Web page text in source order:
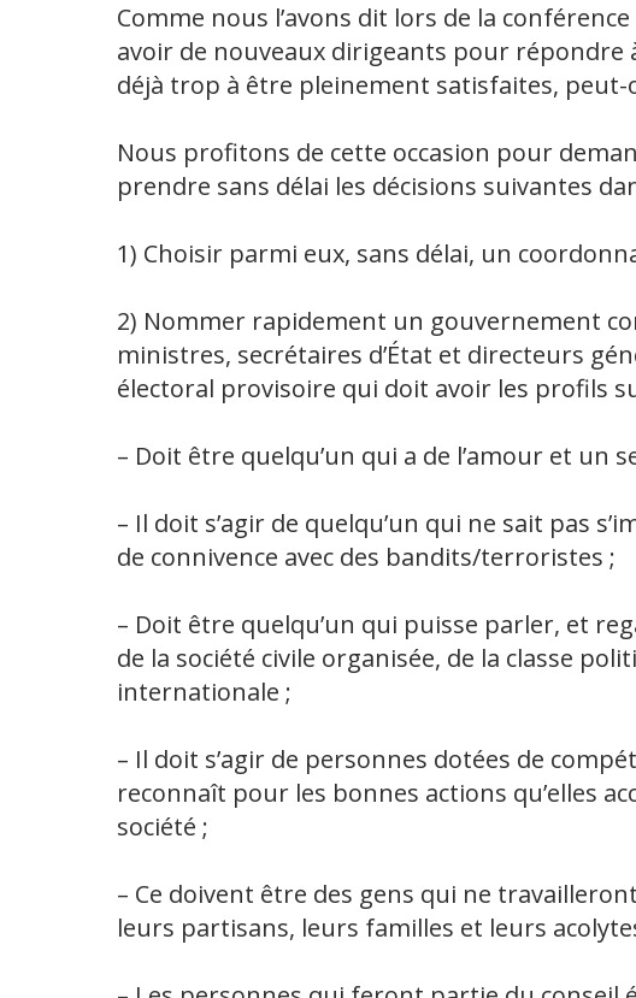
Comme nous l’avons dit lors de la
avoir de nouveaux dirigeants pour
déjà trop à être pleinement satisfaites, peut-
Nous profitons de cette occasion pour
prendre sans délai les décisions suivantes
1) Choisir parmi eux, sans délai, un
2) Nommer rapidement un gouvernement
ministres, secrétaires d’État et directeurs
électoral provisoire qui doit avoir les profils
– Doit être quelqu’un qui a de l’amour et un
– Il doit s’agir de quelqu’un qui ne sait pas
de connivence avec des bandits/terroristes ;
– Doit être quelqu’un qui puisse parler, et
de la société civile organisée, de la classe
internationale ;
– Il doit s’agir de personnes dotées de
reconnaît pour les bonnes actions qu’elles
société ;
– Ce doivent être des gens qui ne
leurs partisans, leurs familles et leurs